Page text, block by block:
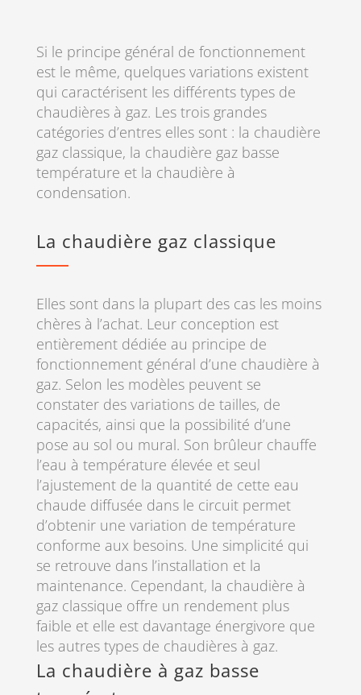
Si le principe général de fonctionnement
est le même, quelques variations existent
qui caractérisent les différents types de
chaudières à gaz. Les trois grandes
catégories d’entres elles sont : la chaudière
gaz classique, la chaudière gaz basse
température et la chaudière à
condensation.
La chaudière gaz classique
Elles sont dans la plupart des cas les moins
chères à l’achat. Leur conception est
entièrement dédiée au principe de
fonctionnement général d’une chaudière à
gaz. Selon les modèles peuvent se
constater des variations de tailles, de
capacités, ainsi que la possibilité d’une
pose au sol ou mural. Son brûleur chauffe
l’eau à température élevée et seul
l’ajustement de la quantité de cette eau
chaude diffusée dans le circuit permet
d’obtenir une variation de température
conforme aux besoins. Une simplicité qui
se retrouve dans l’installation et la
maintenance. Cependant, la chaudière à
gaz classique offre un rendement plus
faible et elle est davantage énergivore que
les autres types de chaudières à gaz.
La chaudière à gaz basse